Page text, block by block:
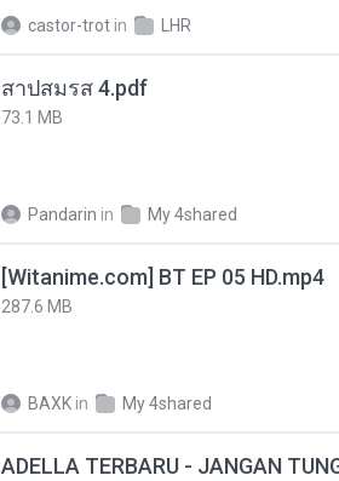
castor-trot in LHR
สาปสมรส 4.pdf
73.1 MB
Pandarin in My 4shared
[Witanime.com] BT EP 05 HD.mp4
287.6 MB
BAXK in My 4shared